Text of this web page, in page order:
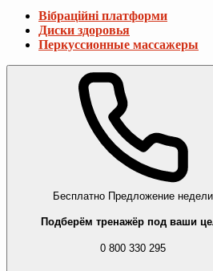
Вібраційні платформи
Диски здоровья
Перкуссионные массажеры
Бесплатно Предложение недели
Подберём тренажёр под ваши
0 800 330 295